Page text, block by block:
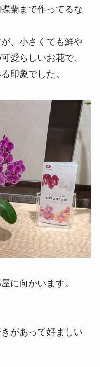
蘭まで作ってるな
、小さくても鮮や
愛らしいお花で、
印象でした。
に向かいます。
があって好ましい